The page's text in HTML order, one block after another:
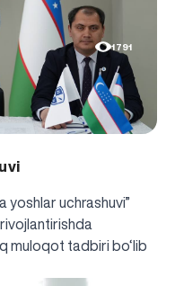
1791
yoshlar uchrashuvi”
muloqot tadbiri bo‘lib